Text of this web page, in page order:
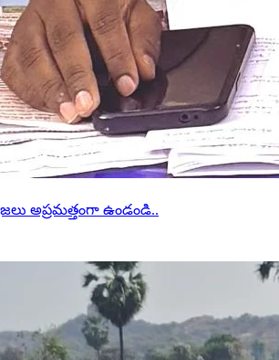
అప్రమత్తంగా ఉండండి..